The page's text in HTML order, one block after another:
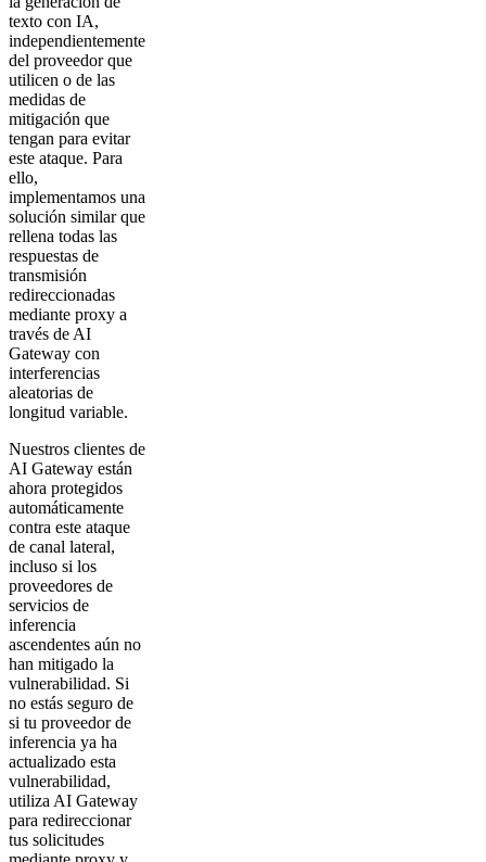
texto con IA,
independientemente
del proveedor que
utilicen o de las
medidas de
mitigación que
tengan para evitar
este ataque. Para
ello,
implementamos una
solución similar que
rellena todas las
respuestas de
transmisión
redireccionadas
mediante proxy a
través de AI
Gateway con
interferencias
aleatorias de
longitud variable.
Nuestros clientes de
AI Gateway están
ahora protegidos
automáticamente
contra este ataque
de canal lateral,
incluso si los
proveedores de
servicios de
inferencia
ascendentes aún no
han mitigado la
vulnerabilidad. Si
no estás seguro de
si tu proveedor de
inferencia ya ha
actualizado esta
vulnerabilidad,
utiliza AI Gateway
para redireccionar
tus solicitudes